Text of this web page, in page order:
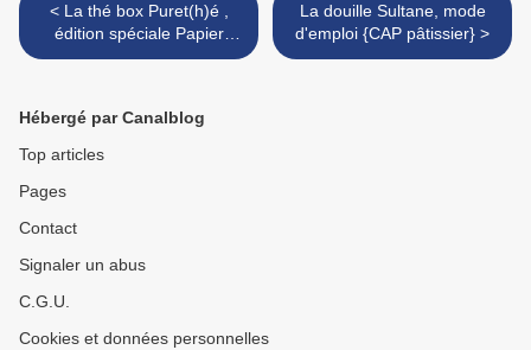
< La thé box Puret(h)é ,
édition spéciale Papier
Tigre, un vrai trésor ! {+ 1
La douille Sultane, mode
d'emploi {CAP pâtissier} >
Hébergé par Canalblog
Top articles
Pages
Contact
Signaler un abus
C.G.U.
Cookies et données personnelles